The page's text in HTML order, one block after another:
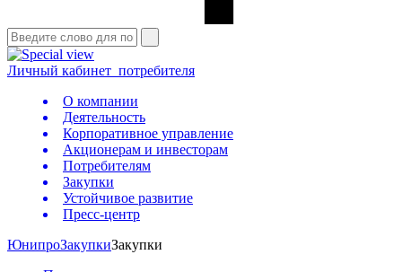
Личный кабинет потребителя
О компании
Деятельность
Корпоративное управление
Акционерам и инвесторам
Потребителям
Закупки
Устойчивое развитие
Пресс-центр
ЮнипроЗакупкиЗакупки